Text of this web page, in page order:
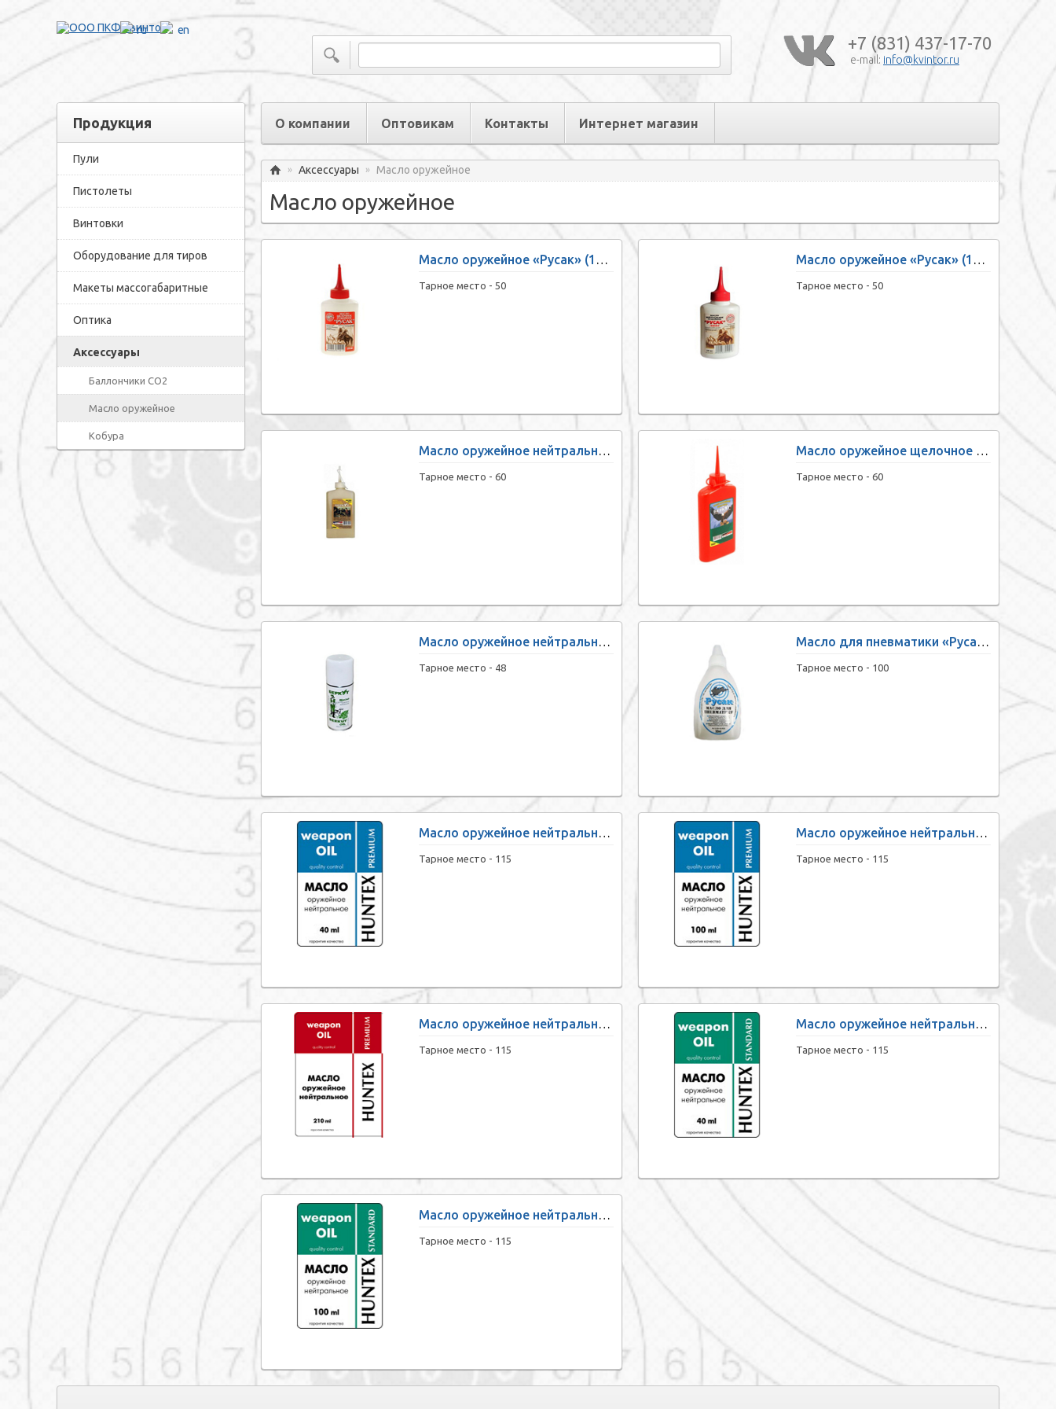
ru en
+7 (831) 437-17-70
e-mail: info@kvintor.ru
Продукция
Пули
Пистолеты
Винтовки
Оборудование для тиров
Макеты массогабаритные
Оптика
Аксессуары
Баллончики СО2
Масло оружейное
Кобура
О компании Оптовикам Контакты Интернет магазин
Главная
» Аксессуары » Масло оружейное
Масло оружейное
Масло оружейное «Русак» (120 мл, щелочное)
Тарное место - 50
Масло оружейное «Русак» (120 мл, нейтральное)
Тарное место - 50
Масло оружейное нейтральное «Беркут» (150 мл)
Тарное место - 60
Масло оружейное щелочное «Беркут» (150 мл)
Тарное место - 60
Масло оружейное нейтральное «Беркут» (аэрозоль, 210 мл)
Тарное место - 48
Масло для пневматики «Русак» (50 мл)
Тарное место - 100
Масло оружейное нейтральное «HUNTEX premium» (40 мл)
Тарное место - 115
Масло оружейное нейтральное «HUNTEX premium» (100 мл)
Тарное место - 115
Масло оружейное нейтральное «HUNTEX premium» (210 мл)
Тарное место - 115
Масло оружейное нейтральное «HUNTEX standart» (40 мл)
Тарное место - 115
Масло оружейное нейтральное «HUNTEX standart» (100 мл)
Тарное место - 115